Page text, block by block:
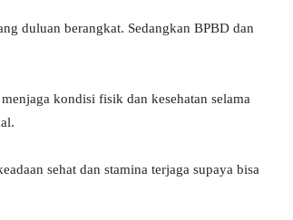
duluan berangkat. Sedangkan BPBD dan
kondisi fisik dan kesehatan selama
sehat dan stamina terjaga supaya bisa